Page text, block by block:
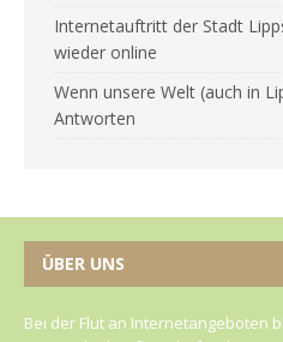
Internetauftritt der Stadt
wieder online
Wenn unsere Welt (auch in
Antworten
ÜBER UNS
Bei der Flut an Internetangeboten